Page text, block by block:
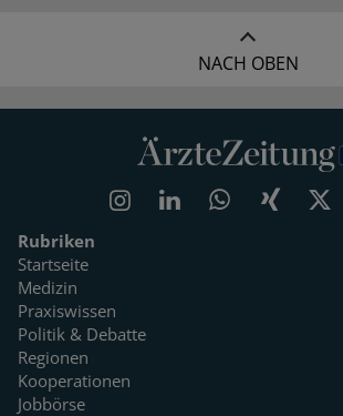
NACH OBEN
Rubriken
Startseite
Medizin
Praxiswissen
Politik & Debatte
Regionen
Kooperationen
Jobbörse